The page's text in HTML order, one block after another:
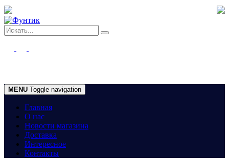
MENU Toggle navigation
Главная
О нас
Новости магазина
Доставка
Интересное
Контакты